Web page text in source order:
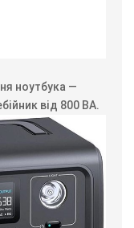
ноутбука —
від 800 ВА.